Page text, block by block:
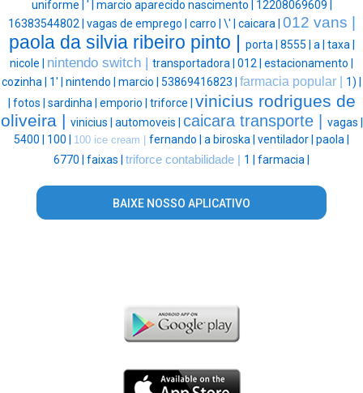
uniforme | ' | marcio aparecido nascimento | 12208069609 |
16383544802 | vagas de emprego | carro | \' | caicara | 012 vans |
paola da silvia ribeiro pinto | porta | 8555 | a | taxa |
nicole | nintendo switch | transportadora | 012 | estacionamento |
cozinha | 1' | nintendo | marcio | 53869416823 | farmacia popular | 1) |
fotos | sardinha | emporio | triforce | vinicius rodrigues de
oliveira | vinicius | automoveis | caicara transporte |
vagas |
5400 | 100 | 100 ice cream | fernando | a biroska | ventilador | paola |
6770 | faixas | triforce contabilidade | 1 | farmacia |
BAIXE NOSSO APLICATIVO